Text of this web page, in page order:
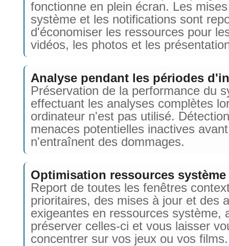
fonctionne en plein écran. Les
système et les notifications sont
d'économiser les ressources pour
vidéos, les photos et les
Analyse pendant les périodes
Préservation de la performance du
effectuant les analyses complètes
ordinateur n'est pas utilisé.
menaces potentielles inactives
n'entraînent des dommages.
Optimisation ressources système
Report de toutes les fenêtres
prioritaires, des mises à jour et des
exigeantes en ressources système,
préserver celles-ci et vous laisser
concentrer sur vos jeux ou vos films.